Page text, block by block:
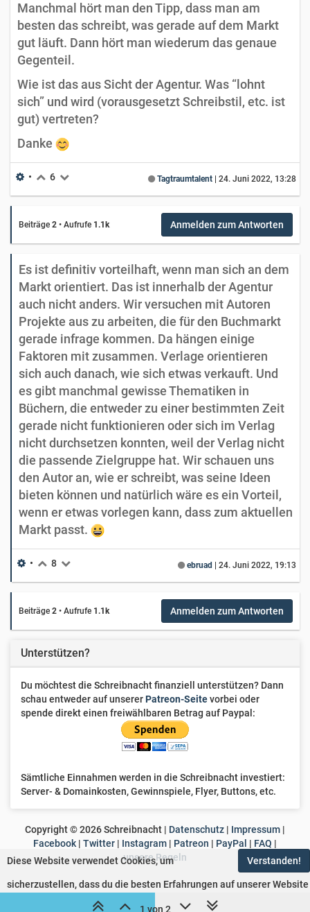
Manchmal hört man den Tipp, dass man am
besten das schreibt, was gerade auf dem Markt
gut läuft. Dann hört man wiederum das genaue
Gegenteil.
Wie ist das aus Sicht der Agentur. Was “lohnt
sich” und wird (vorausgesetzt Schreibstil, etc. ist
gut) vertreten?
Danke
Tagtraumtalent 24. Juni 2022, 13:28
• 6
Beiträge 2 • Aufrufe 1.1k Anmelden zum Antworten
Es ist definitiv vorteilhaft, wenn man sich an dem
Markt orientiert. Das ist innerhalb der Agentur
auch nicht anders. Wir versuchen mit Autoren
Projekte aus zu arbeiten, die für den Buchmarkt
gerade infrage kommen. Da hängen einige
Faktoren mit zusammen. Verlage orientieren
sich auch danach, wie sich etwas verkauft. Und
es gibt manchmal gewisse Thematiken in
Büchern, die entweder zu einer bestimmten Zeit
gerade nicht funktionieren oder sich im Verlag
nicht durchsetzen konnten, weil der Verlag nicht
die passende Zielgruppe hat. Wir schauen uns
den Autor an, wie er schreibt, was seine Ideen
bieten können und natürlich wäre es ein Vorteil,
wenn er etwas vorlegen kann, dass zum aktuellen
Markt passt.
ebruad 24. Juni 2022, 19:13
• 8
Beiträge 2 • Aufrufe 1.1k Anmelden zum Antworten
1 von 2
Unterstützen?
Du möchtest die Schreibnacht finanziell unterstützen? Dann
schau entweder auf unsererPatreon-Seitevorbei oder
spende direkt einen freiwählbaren Betrag auf Paypal:
Sämtliche Einnahmen werden in die Schreibnacht investiert:
Server- & Domainkosten, Gewinnspiele, Flyer, Buttons, etc.
Copyright ©2026Schreibnacht | Datenschutz | Impressum |
Facebook | Twitter | Instagram | Patreon | PayPal | FAQ |
unsere Regeln
Verstanden!
Diese Website verwendet Cookies, um
sicherzustellen, dass du die besten Erfahrungen auf unserer Website
Erfahre mehr